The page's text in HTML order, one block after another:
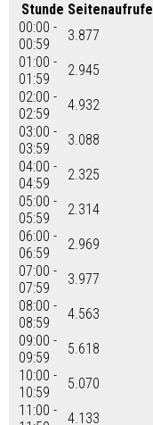
Stunde Seitenaufrufe
00:00 -
00:59
3.877
01:00 -
01:59
2.945
02:00 -
02:59
4.932
03:00 -
03:59
3.088
04:00 -
04:59
2.325
05:00 -
05:59
2.314
06:00 -
06:59
2.969
07:00 -
07:59
3.977
08:00 -
08:59
4.563
09:00 -
09:59
5.618
10:00 -
10:59
5.070
11:00 -
4.133